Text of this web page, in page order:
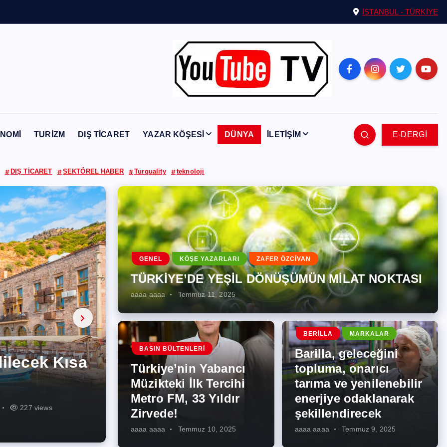
İSTANBUL - TÜRKİYE
TURİZM DIŞ TİCARET YAZAR KÖŞESİ DÜNYA İLETİŞİM E-DERGİ
DIŞ TİCARET SEKTÖREL HABER Turquality teknoloji
344 views
İlk
Zirvede!
273 views
onarıcı
275 views
Enerji
İş
287 views
Kısa
227 views
Artması
262 views
GENEL KÖŞE YAZARLARI ZAFER ÖZCİVAN
TÜRKİYE’DE YEŞİL DÖNÜŞÜMÜN MİLAT NOKTASI
aaaa aaaa Temmuz 11, 2025
BASIN BÜLTENLERI
Türkiye’nin Yabancı
Müzikteki İlk Tercihi
Metro FM, 33 Yıldır
Zirvede!
aaaa aaaa Temmuz 10, 2025
BERILLA MARKALAR
Barilla, geleceğini
topluma, onarıcı
tarıma ve yenilenebilir
enerjiye odaklanarak
şekillendirecek
aaaa aaaa Temmuz 9, 2025